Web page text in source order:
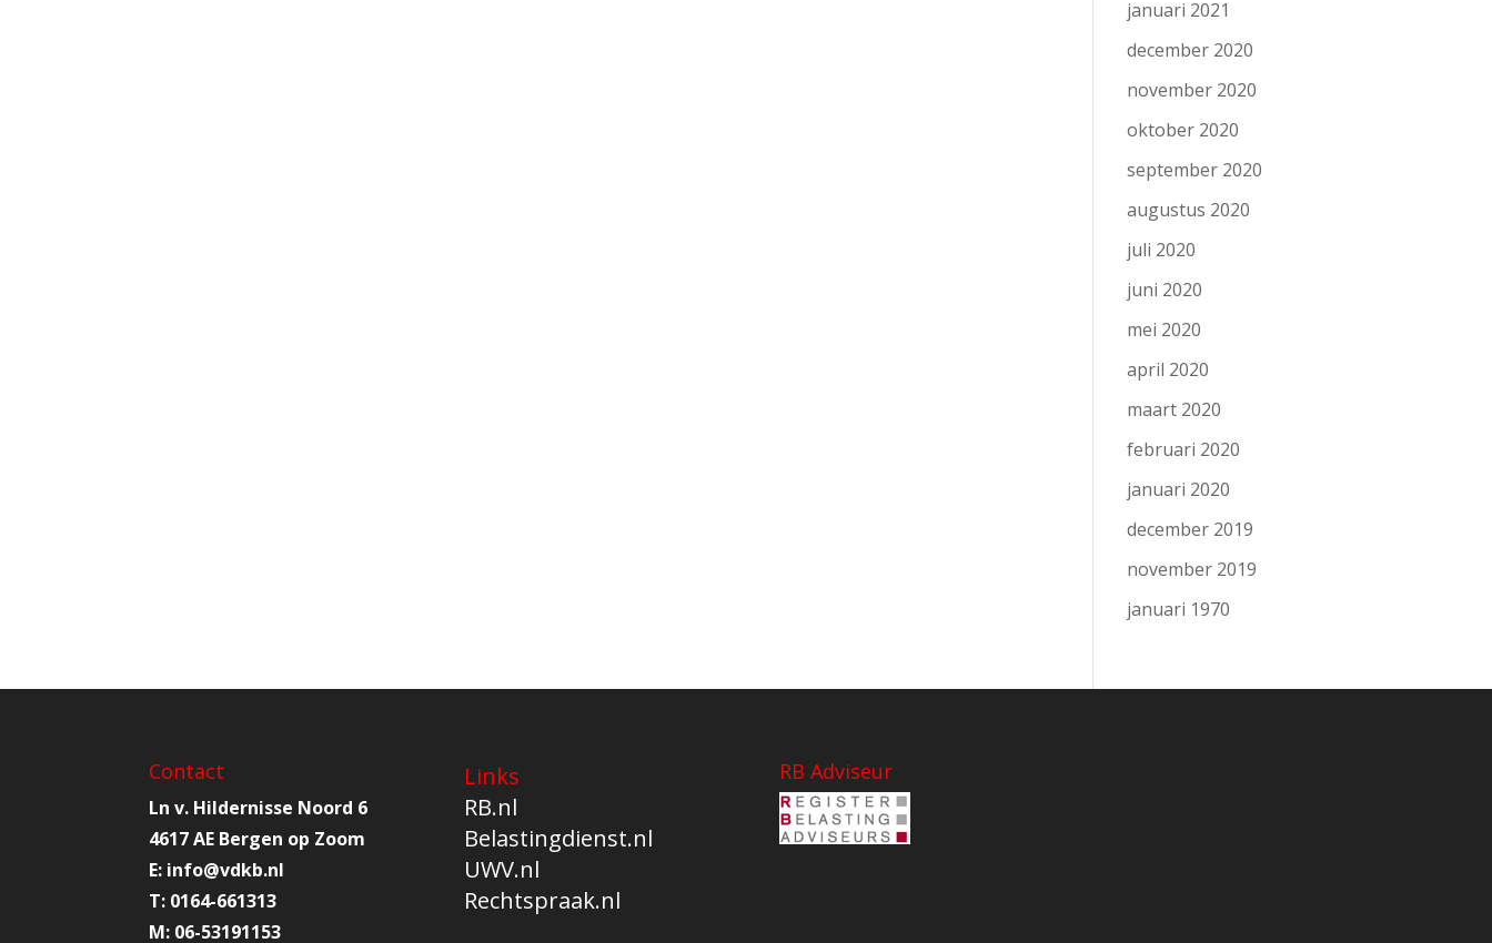
januari 2021
december 2020
november 2020
oktober 2020
september 2020
augustus 2020
juli 2020
juni 2020
mei 2020
april 2020
maart 2020
februari 2020
januari 2020
december 2019
november 2019
januari 1970
Contact
Ln v. Hildernisse Noord 6
4617 AE Bergen op Zoom
E: info@vdkb.nl
T: 0164-661313
M: 06-53191153
Links
RB.nl
Belastingdienst.nl
UWV.nl
Rechtspraak.nl
RB Adviseur